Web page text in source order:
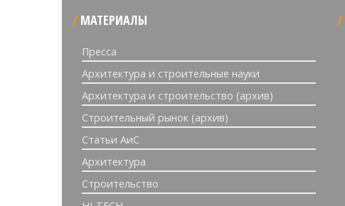
МАТЕРИАЛЫ
Пресса
Архитектура и строительные науки
Архитектура и строительство (архив)
Строительный рынок (архив)
Статьи АиС
Архитектура
Строительство